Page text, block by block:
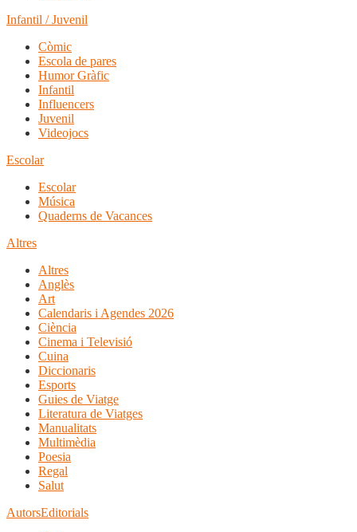
Infantil / Juvenil
Còmic
Escola de pares
Humor Gràfic
Infantil
Influencers
Juvenil
Videojocs
Escolar
Escolar
Música
Quaderns de Vacances
Altres
Altres
Anglès
Art
Calendaris i Agendes 2026
Ciència
Cinema i Televisió
Cuina
Diccionaris
Esports
Guies de Viatge
Literatura de Viatges
Manualitats
Multimèdia
Poesia
Regal
Salut
AutorsEditorials